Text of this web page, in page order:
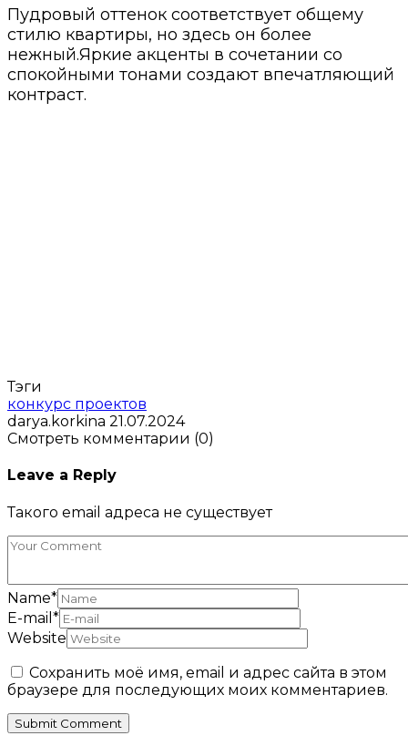
Пудровый оттенок соответствует общему
стилю квартиры, но здесь он более
нежный.Яркие акценты в сочетании со
спокойными тонами создают впечатляющий
контраст.
Тэги
конкурс проектов
darya.korkina 21.07.2024
Смотреть комментарии (0)
Leave a Reply
Такого email адреса не существует
Name*
E-mail *
Website
Сохранить моё имя, email и адрес сайта в этом
браузере для последующих моих комментариев.